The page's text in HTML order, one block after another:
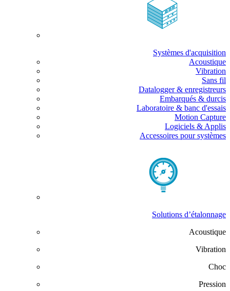
Systèmes d'acquisition
Acoustique
Vibration
Sans fil
Datalogger & enregistreurs
Embarqués & durcis
Laboratoire & banc d'essais
Motion Capture
Logiciels & Applis
Accessoires pour systèmes
Solutions d’étalonnage
Acoustique
Vibration
Choc
Pression